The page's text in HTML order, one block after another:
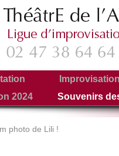
Improvisation
2024
Souvenirs
Tournées
photo de Lili !